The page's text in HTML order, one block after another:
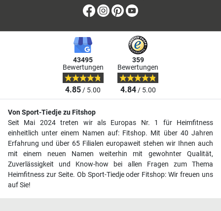
Facebook
Instagram
Pinterest
43495
Bewertungen
4.85/ 5.00
359
Bewertungen
4.84/ 5.00
Von Sport-Tiedje zu Fitshop
Seit Mai 2024 treten wir als Europas Nr. 1 für Heimfitness
einheitlich unter einem Namen auf: Fitshop. Mit über 40 Jahren
Erfahrung und über 65 Filialen europaweit stehen wir Ihnen auch
mit einem neuen Namen weiterhin mit gewohnter Qualität,
Zuverlässigkeit und Know-how bei allen Fragen zum Thema
Heimfitness zur Seite. Ob Sport-Tiedje oder Fitshop: Wir freuen uns
auf Sie!